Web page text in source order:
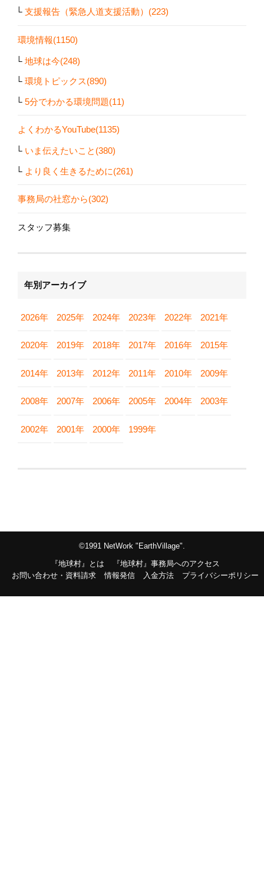
支援報告（緊急人道支援活動）(223)
環境情報(1150)
地球は今(248)
環境トピックス(890)
5分でわかる環境問題(11)
よくわかるYouTube(1135)
いま伝えたいこと(380)
より良く生きるために(261)
事務局の社窓から(302)
スタッフ募集
年別アーカイブ
2026年 2025年 2024年 2023年 2022年 2021年
2020年 2019年 2018年 2017年 2016年 2015年
2014年 2013年 2012年 2011年 2010年 2009年
2008年 2007年 2006年 2005年 2004年 2003年
2002年 2001年 2000年 1999年
©1991 NetWork "EarthVillage".
『地球村』とは
『地球村』事務局へのアクセス
お問い合わせ・資料請求
情報発信 入金方法 プライバシーポリシー